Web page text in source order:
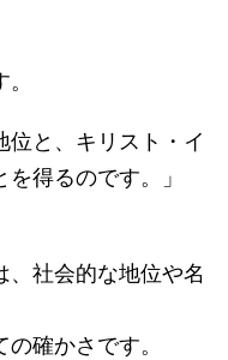
位と、キリスト・イ
得るのです。」
、社会的な地位や名
確かさです。